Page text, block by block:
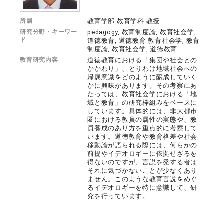
所属 教育学部 教育学科 教授
研究分野・キーワー
ド
pedagogy, 教育制度論, 教育社会学,
道徳教育, 道徳教育 教育社会学, 教育
制度論, 教育社会学, 道徳教育
教育研究内容
道徳教育における「集団や社会との
かかわり」、とりわけ地域社会への
帰属意識をどのように醸成していく
かに興味があります。その考察にあ
たっては、教育社会学における「地
域と教育」の研究枠組みをベースに
しています。具体的には、非大都市
圏における教員の属性の実態や、教
員養成のあり方を重点的に考察して
います。道徳教育や教育格差や社会
移動論が語られる際には、何らかの
前提やイデオロギーに依拠せざるを
得ないのですが、言説を発する者は
それに気づかないことが少なくあり
ません。このような教育言説をめぐ
るイデオロギーを特に意識して、研
究を行っています。